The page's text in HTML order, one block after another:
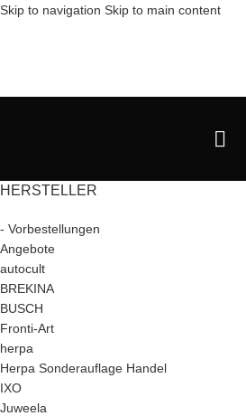
Skip to navigation Skip to main content
HERSTELLER
- Vorbestellungen
Angebote
autocult
BREKINA
BUSCH
Fronti-Art
herpa
Herpa Sonderauflage Handel
IXO
Juweela